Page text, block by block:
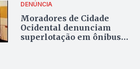
DENÚNCIA
Moradores de Cidade
Ocidental denunciam
superlotação em ônibus